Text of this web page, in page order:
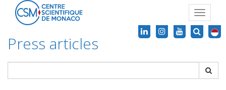
Toggle
Press articles